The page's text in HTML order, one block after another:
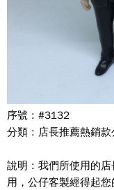
序號 : #3132
分類 : 店長推薦熱銷
說明 : 我們所使用的
用，公仔客製經得起